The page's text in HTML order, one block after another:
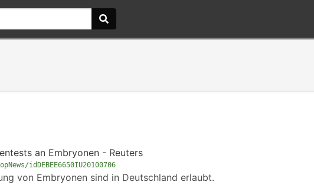
an Embryonen - Reuters
idDEBEE6650IU20100706
von Embryonen sind in Deutschland erlaubt.